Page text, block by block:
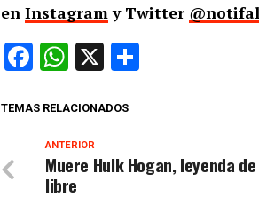
en Instagramy Twitter
Facebook
WhatsApp
X
TEMAS RELACIONADOS
ANTERIOR
Muere Hulk Hogan, leyenda
libre